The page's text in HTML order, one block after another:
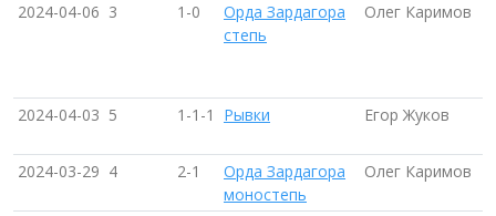
2024-04-06 3 1-0
Орда Зардагора
степь
Олег Каримов
2024-04-03 5 1-1-1 Рывки Егор Жуков
2024-03-29 4 2-1
Орда Зардагора
моностепь
Олег Каримов